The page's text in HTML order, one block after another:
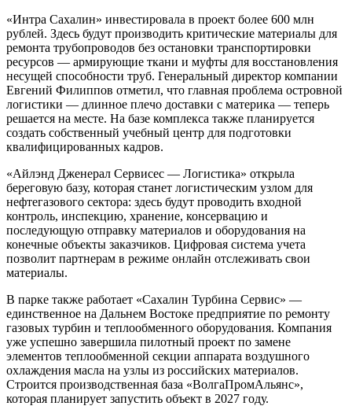
«Интра Сахалин» инвестировала в проект более 600 млн
рублей. Здесь будут производить критические материалы для
ремонта трубопроводов без остановки транспортировки
ресурсов — армирующие ткани и муфты для восстановления
несущей способности труб. Генеральный директор компании
Евгений Филиппов отметил, что главная проблема островной
логистики — длинное плечо доставки с материка — теперь
решается на месте. На базе комплекса также планируется
создать собственный учебный центр для подготовки
квалифицированных кадров.
«Айлэнд Дженерал Сервисес — Логистика» открыла
береговую базу, которая станет логистическим узлом для
нефтегазового сектора: здесь будут проводить входной
контроль, инспекцию, хранение, консервацию и
последующую отправку материалов и оборудования на
конечные объекты заказчиков. Цифровая система учета
позволит партнерам в режиме онлайн отслеживать свои
материалы.
В парке также работает «Сахалин Турбина Сервис» —
единственное на Дальнем Востоке предприятие по ремонту
газовых турбин и теплообменного оборудования. Компания
уже успешно завершила пилотный проект по замене
элементов теплообменной секции аппарата воздушного
охлаждения масла на узлы из российских материалов.
Строится производственная база «ВолгаПромАльянс»,
которая планирует запустить объект в 2027 году.